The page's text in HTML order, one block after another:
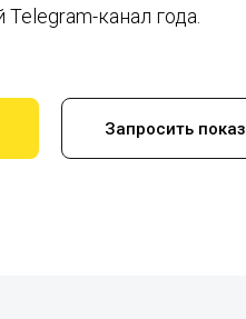
канал года.
Запросить показ